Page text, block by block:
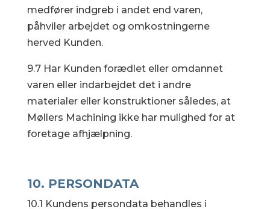
medfører indgreb i andet end varen,
påhviler arbejdet og omkostningerne
herved Kunden.
9.7 Har Kunden forædlet eller omdannet
varen eller indarbejdet det i andre
materialer eller konstruktioner således, at
Møllers Machining ikke har mulighed for at
foretage afhjælpning.
10. PERSONDATA
10.1 Kundens persondata behandles i